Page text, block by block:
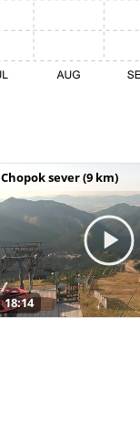
Chopok sever (9 km)
18:14